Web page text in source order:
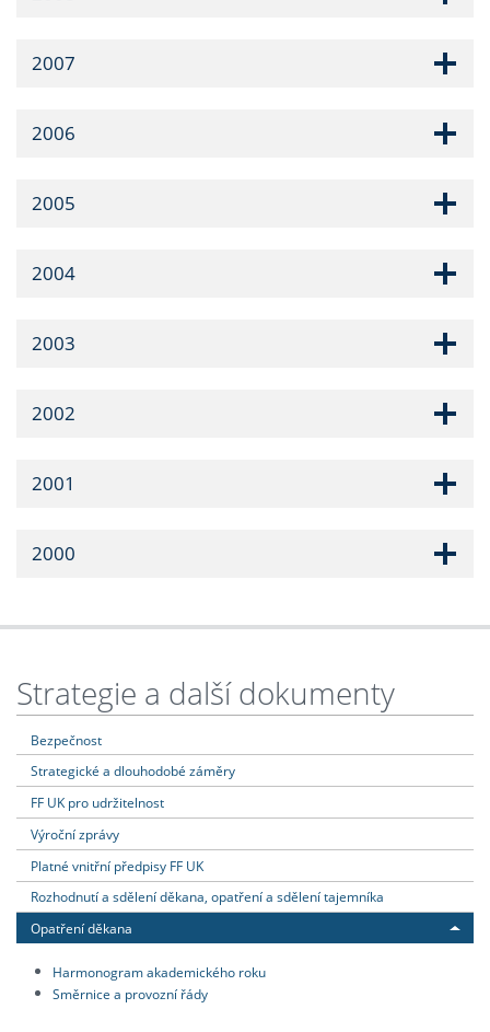
2007
2006
2005
2004
2003
2002
2001
2000
Strategie a další dokumenty
Bezpečnost
Strategické a dlouhodobé záměry
FF UK pro udržitelnost
Výroční zprávy
Platné vnitřní předpisy FF UK
Rozhodnutí a sdělení děkana, opatření a sdělení tajemníka
Opatření děkana
Harmonogram akademického roku
Směrnice a provozní řády